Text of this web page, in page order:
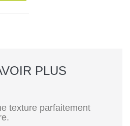
PLUS
texture parfaitement